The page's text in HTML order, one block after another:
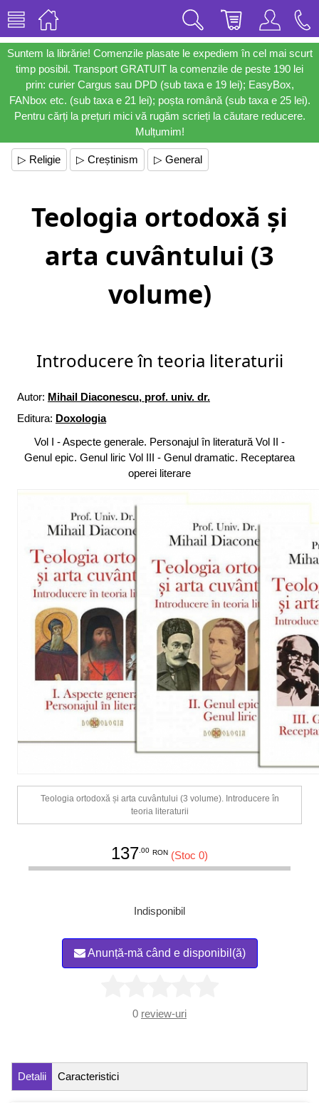
Suntem la librărie! Comenzile plasate le expediem în cel mai scurt
timp posibil. Transport GRATUIT la comenzile de peste 190 lei
prin: curier Cargus sau DPD (sub taxa e 19 lei); EasyBox,
FANbox etc. (sub taxa e 21 lei); poșta română (sub taxa e 25 lei).
Pentru cărți la prețuri mici vă rugăm scrieți la căutare reducere.
Mulțumim!
▷ Religie ▷ Creștinism ▷ General
Teologia ortodoxă și
arta cuvântului (3
volume)
Introducere în teoria literaturii
Autor: Mihail Diaconescu, prof. univ. dr.
Editura: Doxologia
Vol I - Aspecte generale. Personajul în literatură Vol II -
Genul epic. Genul liric Vol III - Genul dramatic. Receptarea
operei literare
Teologia ortodoxă și arta cuvântului (3 volume). Introducere în
teoria literaturii
137.00 RON (Stoc 0)
Indisponibil
Anunță-mă când e disponibil(ă)
0 review-uri
Detalii Caracteristici